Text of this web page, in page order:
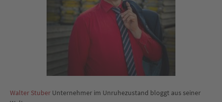
Walter Stuber Unternehmer im Unruhezustand bloggt aus seiner